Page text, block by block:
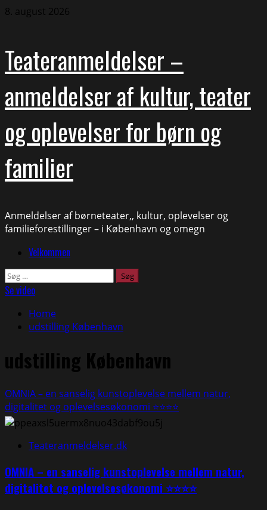
Skip
8. august 2026
Teateranmeldelser –
anmeldelser af kultur, teater
og oplevelser for børn og
familier
Anmeldelser af børneteater,, kultur, oplevelser og
familieforestillinger – i København og omegn
PrimaryVelkommen
Søg
efter:
Se video
Home
udstilling København
udstilling København
OMNIA – en sanselig kunstoplevelse mellem natur,
digitalitet og oplevelsesøkonomi ⭐⭐⭐⭐
Teateranmeldelser.dk
OMNIA – en sanselig kunstoplevelse mellem natur,
digitalitet og oplevelsesøkonomi ⭐⭐⭐⭐